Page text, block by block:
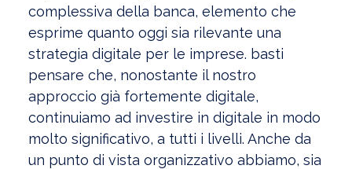
complessiva della banca, elemento che
esprime quanto oggi sia rilevante una
strategia digitale per le imprese. basti
pensare che, nonostante il nostro
approccio già fortemente digitale,
continuiamo ad investire in digitale in modo
molto significativo, a tutti i livelli. Anche da
un punto di vista organizzativo abbiamo, sia